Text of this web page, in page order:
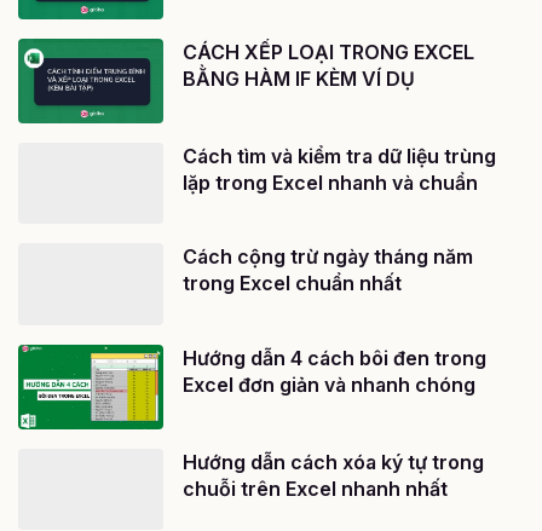
CÁCH XẾP LOẠI TRONG EXCEL
BẰNG HÀM IF KÈM VÍ DỤ
Cách tìm và kiểm tra dữ liệu trùng
lặp trong Excel nhanh và chuẩn
Cách cộng trừ ngày tháng năm
trong Excel chuẩn nhất
Hướng dẫn 4 cách bôi đen trong
Excel đơn giản và nhanh chóng
Hướng dẫn cách xóa ký tự trong
chuỗi trên Excel nhanh nhất